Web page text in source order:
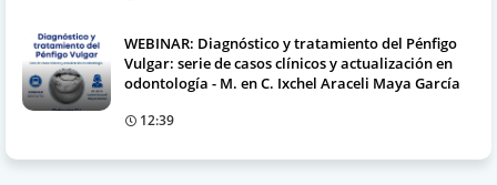
WEBINAR: Diagnóstico y tratamiento del Pénfigo
Vulgar: serie de casos clínicos y actualización en
odontología - M. en C. Ixchel Araceli Maya García
12:39